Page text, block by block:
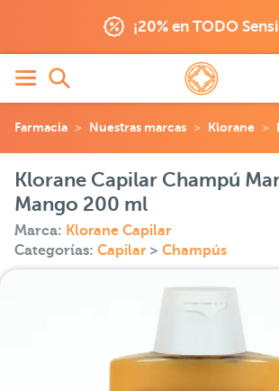
¡20% en TODO
Farmacia Nuestras marcas Klorane
Klorane Capilar Champú
Mango 200 ml
Marca: Klorane Capilar
Categorías: Capilar > Champús